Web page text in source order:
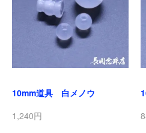
10mm道具 白メノウ
1,240円